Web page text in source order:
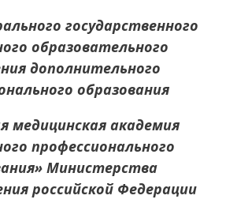
государственного
образовательного
дополнительного
образования
медицинская академия
профессионального
Министерства
российской Федерации